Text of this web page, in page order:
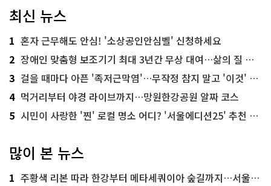
최신 뉴스
1 혼자 근무해도 안심! '소상공인안심벨' 신청하세요
2 장애인 맞춤형 보조기기 최대 3년간 무상 대여…삶의 질 높인다
3 걸을 때마다 아픈 '족저근막염'…무작정 참지 말고 '이것' 해보세요!
4 먹거리부터 야경 라이브까지…망원한강공원 알짜 코스
5 시민이 사랑한 '찐' 로컬 명소 어디? '서울에디션25' 추천 코스
많이 본 뉴스
1 주황색 리본 따라 한강부터 메타세쿼이아 숲길까지…서울둘레길 15코스